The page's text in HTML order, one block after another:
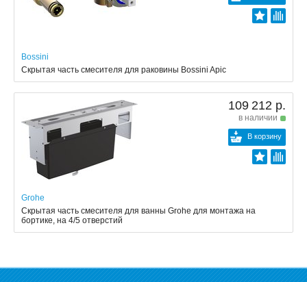
Bossini
Скрытая часть смесителя для раковины Bossini Apic
109 212 р.
в наличии
В корзину
Grohe
Скрытая часть смесителя для ванны Grohe для монтажа на
бортике, на 4/5 отверстий